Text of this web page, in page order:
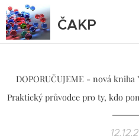
ČAKP
DOPORUČUJEME - nová
Praktický průvodce pro ty, kdo